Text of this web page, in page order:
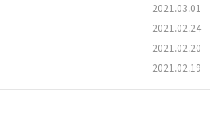
2021.03.01
2021.02.24
2021.02.20
2021.02.19